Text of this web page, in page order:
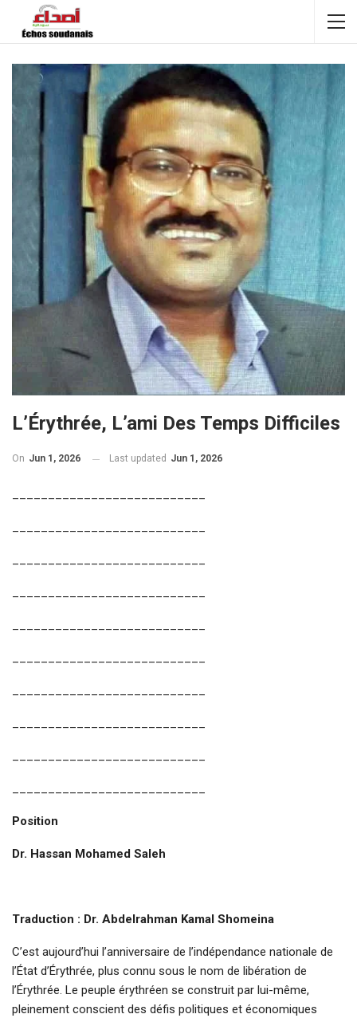
L’Érythrée, L’ami Des Temps Difficiles
On Jun 1, 2026 Last updated Jun 1, 2026
Position
Dr. Hassan Mohamed Saleh
Traduction : Dr. Abdelrahman Kamal Shomeina
C’est aujourd’hui l’anniversaire de l’indépendance nationale de
l’État d’Érythrée, plus connu sous le nom de libération de
l’Érythrée. Le peuple érythréen se construit par lui-même,
pleinement conscient des défis politiques et économiques